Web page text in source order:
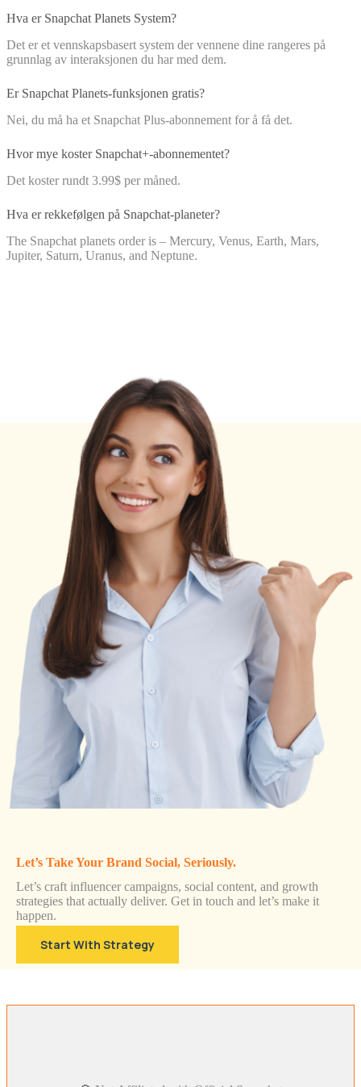
Hva er Snapchat Planets System?
Det er et vennskapsbasert system der vennene dine rangeres på
grunnlag av interaksjonen du har med dem.
Er Snapchat Planets-funksjonen gratis?
Nei, du må ha et Snapchat Plus-abonnement for å få det.
Hvor mye koster Snapchat+-abonnementet?
Det koster rundt 3.99$ per måned.
Hva er rekkefølgen på Snapchat-planeter?
The Snapchat planets order is – Mercury, Venus, Earth, Mars,
Jupiter, Saturn, Uranus, and Neptune.
Let’s Take Your Brand Social, Seriously.
Let’s craft influencer campaigns, social content, and growth
strategies that actually deliver. Get in touch and let’s make it
happen.
Start With Strategy